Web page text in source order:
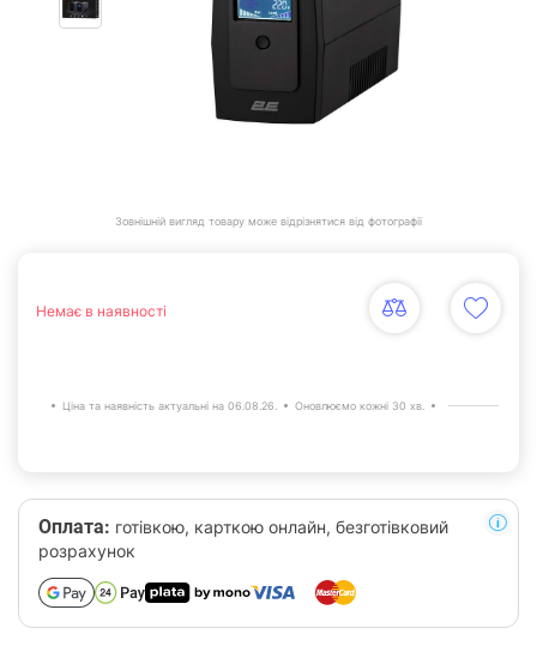
Зовнішній вигляд товару може відрізнятися від фотографії
Немає в наявності
Ціна та наявність актуальні на 06.08.26. Оновлюємо кожні 30 хв.
Оплата: готівкою, карткою онлайн, безготівковий
розрахунок